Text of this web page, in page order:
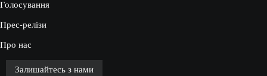
Голосування
Прес-релізи
Про нас
Залишайтесь з нами